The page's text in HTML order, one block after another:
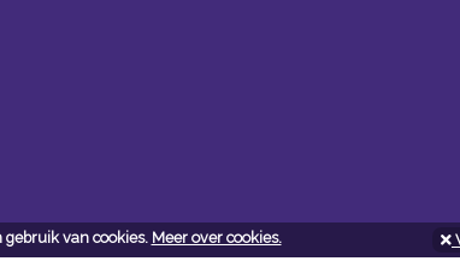
van cookies. Meer over cookies.
toonzaal Openingsuren